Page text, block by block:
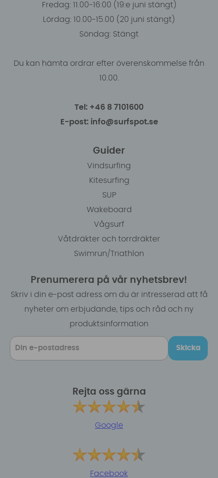
Fredag: 11.00-16:00 (19:e juni stängt)
Lördag: 10.00-15.00 (20 juni stängt)
Söndag: Stängt
Du kan hämta ordrar efter överenskommelse från
10.00.
Tel: +46 8 7101600
E-post: info@surfspot.se
Guider
Vindsurfing
Kitesurfing
SUP
Wakeboard
Vågsurf
Våtdräkter och torrdräkter
Swimrun/Triathlon
Prenumerera på vår nyhetsbrev!
Skriv i din e-post adress om du är intresserad att få
nyheter om erbjudande, tips och råd och ny
produktsinformation
Skicka
Rejta oss gärna
Google
Facebook